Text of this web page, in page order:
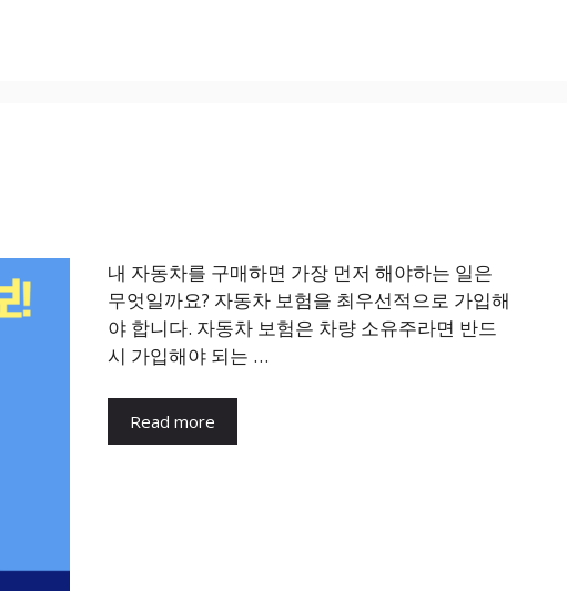
내 자동차를 구매하면 가장 먼저 해야하는 일은
무엇일까요? 자동차 보험을 최우선적으로 가입해
야 합니다. 자동차 보험은 차량 소유주라면 반드
시 가입해야 되는 …
Read more